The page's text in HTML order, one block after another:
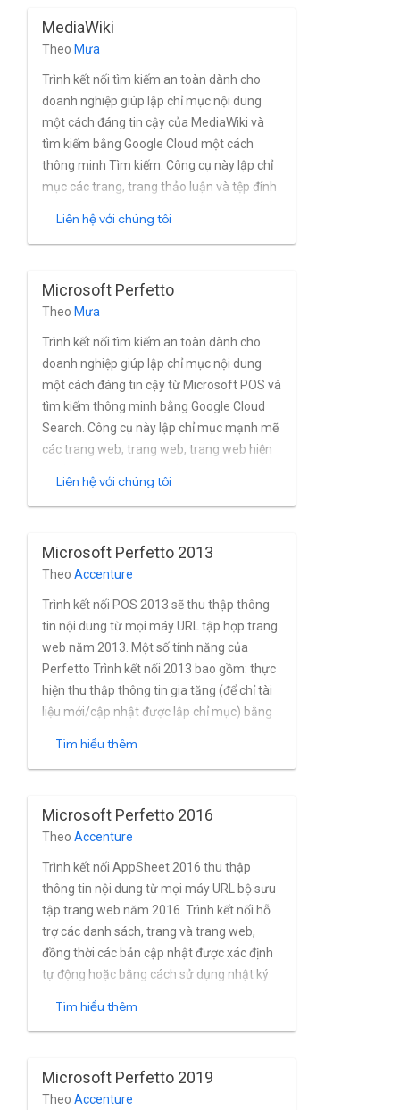
như theo thời gian thực. Trình kết nối hỗ trợ
đầy đủ cho người dùng tích hợp của Jive và
quản lý nhóm, đồng thời hỗ trợ xác thực
gốc của Jive mô hình OAuth và Xác thực
cơ bản.
MediaWiki
Theo Mưa
Trình kết nối tìm kiếm an toàn dành cho
doanh nghiệp giúp lập chỉ mục nội dung
một cách đáng tin cậy của MediaWiki và
tìm kiếm bằng Google Cloud một cách
thông minh Tìm kiếm. Công cụ này lập chỉ
mục các trang, trang thảo luận và tệp đính
MediaWiki gần như theo thời gian thực.
cũng như MediaWiki dựa trên Active
Directory và các thư mục khác luôn miễn
phí.
Liên hệ với chúng tôi
Microsoft Perfetto
Theo Mưa
Trình kết nối tìm kiếm an toàn dành cho
doanh nghiệp giúp lập chỉ mục nội dung
một cách đáng tin cậy từ Microsoft POS và
tìm kiếm thông minh bằng Google Cloud
Search. Công cụ này lập chỉ mục mạnh mẽ
các trang web, trang web, trang web hiện
trang cổ điển, trang wiki, tài liệu OneNote,
phiên bản AppSheet tại cơ sở gần như
theo thời gian thực. Trình kết nối hỗ trợ đầy
đủ cho người dùng và nhóm tích hợp của
Microsoft Perfetto quản lý, cũng như
Active Directory và nhà cung cấp OAuth
như SiteMinder và Okta. Trình kết nối đi
kèm với dịch vụ hỗ trợ cho Xác thực cơ
bản, NTLM và Kerberos.
Liên hệ với chúng tôi
Microsoft Perfetto 2013
Theo Accenture
Trình kết nối POS 2013 sẽ thu thập thông
tin nội dung từ mọi máy URL tập hợp trang
web năm 2013. Một số tính năng của
Perfetto Trình kết nối 2013 bao gồm: thực
hiện thu thập thông tin gia tăng (để chỉ tài
liệu mới/cập nhật được lập chỉ mục) bằng
Perfetto đã cho URL; hỗ trợ các danh sách
bên ngoài NTLM, HTTP và BCS; hỗ trợ sớm
cơ chế ràng buộc; chạy mà không cần cài
đặt bất cứ thứ gì trên Perfetto; có mẫu
biểu thức chính quy cho tệp để bao gồm /
loại trừ.
Tìm hiểu thêm
Microsoft Perfetto 2016
Theo Accenture
Trình kết nối AppSheet 2016 thu thập
thông tin nội dung từ mọi máy URL bộ sưu
tập trang web năm 2016. Trình kết nối hỗ
trợ các danh sách, trang và trang web,
đồng thời các bản cập nhật được xác định
tự động hoặc bằng cách sử dụng nhật ký
Tìm hiểu thêm
Microsoft Perfetto 2019
Theo Accenture